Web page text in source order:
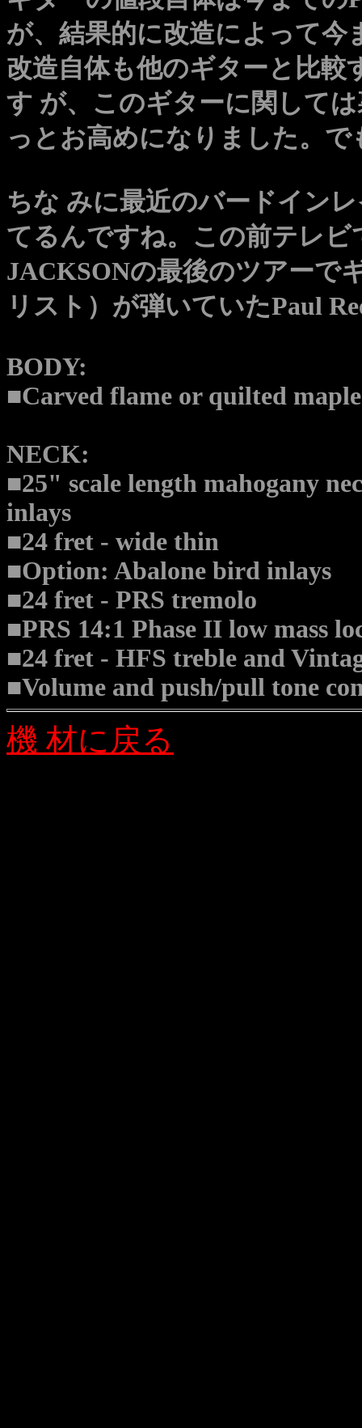
が、結果的に改造によって
改造自体も他のギターと比
す が、このギターに関して
っとお高めになりました。
ちな みに最近のバードイン
てるんですね。この前テレ
JACKSONの最後のツアーで
リスト）が弾いていたPaul
BODY:
■Carved flame or quilted
NECK:
■25" scale length mahogany
inlays
■24 fret - wide thin
■Option: Abalone bird inlays
■24 fret - PRS tremolo
■PRS 14:1 Phase II low mass
■24 fret - HFS treble and
■Volume and push/pull tone
機 材に戻る